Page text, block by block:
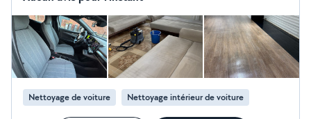
région. Contactez-moi pour un devis gratuit ou une
intervention rapide !
Nettoyage de voiture Nettoyage intérieur de voiture